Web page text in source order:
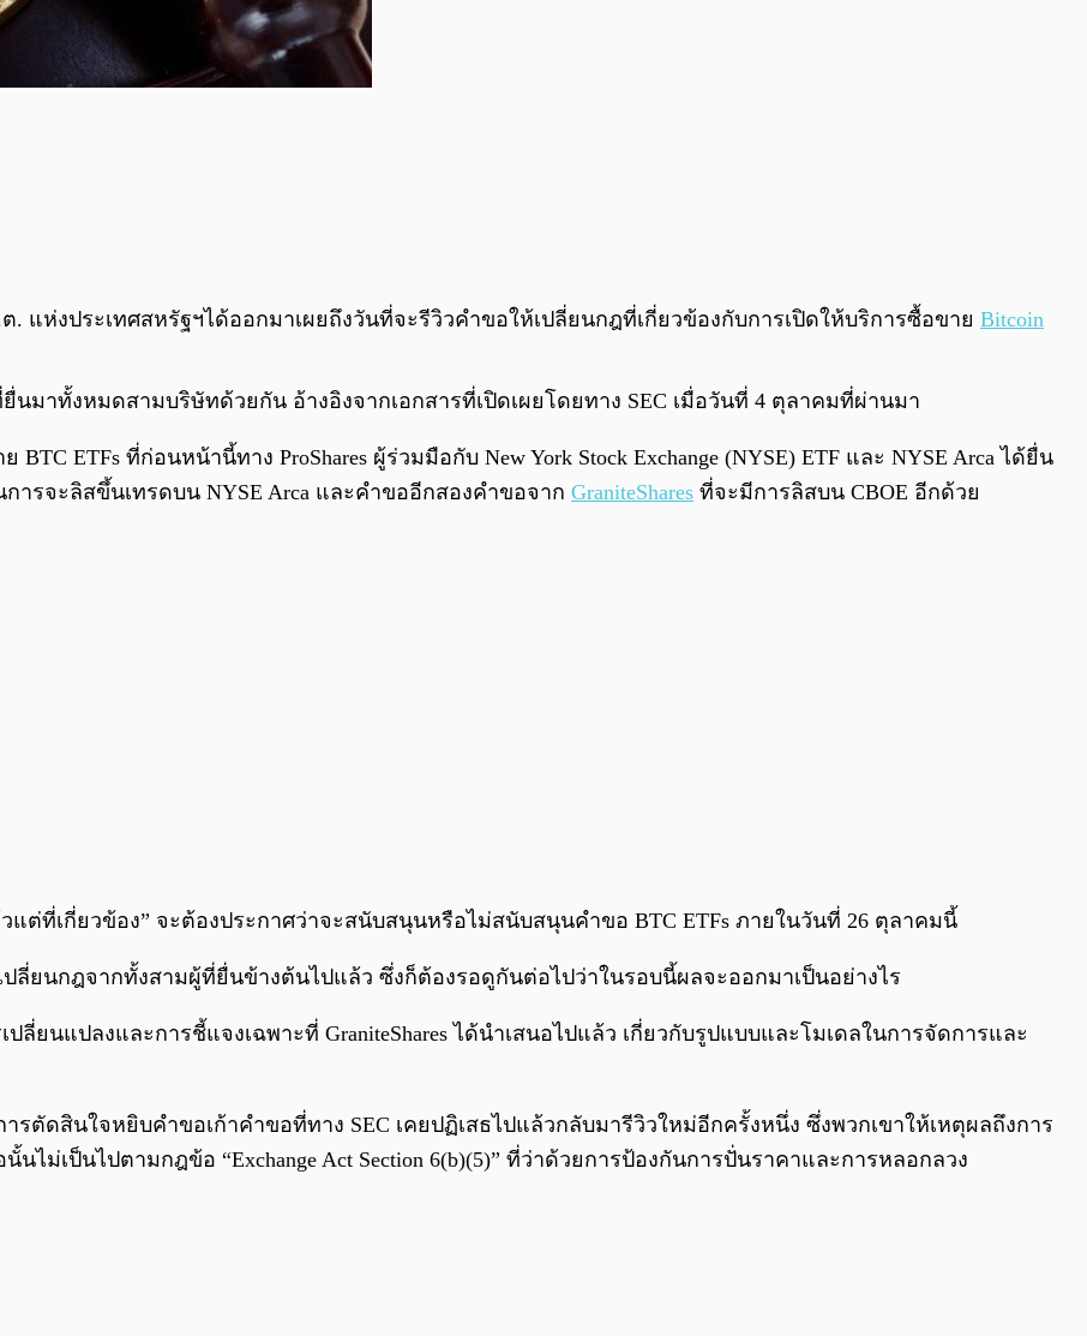
0:00 0:00
.ล.ต. แห่งประเทศสหรัฐฯได้ออกมาเผยถึงวันที่จะรีวิวคำขอให้เปลี่ยนกฎที่เกี่ยวข้องกับการเปิดให้บริการซื้อขาย Bitcoin
มาทั้งหมดสามบริษัทด้วยกัน อ้างอิงจากเอกสารที่เปิดเผยโดยทาง SEC เมื่อวันที่ 4 ตุลาคมที่ผ่านมา
ETFs ที่ก่อนหน้านี้ทาง ProShares ผู้ร่วมมือกับ New York Stock Exchange (NYSE) ETF และ NYSE Arca ได้ยื่น
ารจะลิสขึ้นเทรดบน NYSE Arca และคำขออีกสองคำขอจาก GraniteShares ที่จะมีการลิสบน CBOE อีกด้วย
แต่ที่เกี่ยวข้อง” จะต้องประกาศว่าจะสนับสนุนหรือไม่สนับสนุนคำขอ BTC ETFs ภายในวันที่ 26 ตุลาคมนี้
ลี่ยนกฎจากทั้งสามผู้ที่ยื่นข้างต้นไปแล้ว ซึ่งก็ต้องรอดูกันต่อไปว่าในรอบนี้ผลจะออกมาเป็นอย่างไร
ปลี่ยนแปลงและการชี้แจงเฉพาะที่ GraniteShares ได้นำเสนอไปแล้ว เกี่ยวกับรูปแบบและโมเดลในการจัดการและ
ารตัดสินใจหยิบคำขอเก้าคำขอที่ทาง SEC เคยปฏิเสธไปแล้วกลับมารีวิวใหม่อีกครั้งหนึ่ง ซึ่งพวกเขาให้เหตุผลถึงการ
เป็นไปตามกฎข้อ “Exchange Act Section 6(b)(5)” ที่ว่าด้วยการป้องกันการปั่นราคาและการหลอกลวง